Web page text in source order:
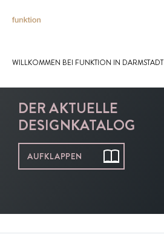
Sie sind hier:
WILLKOMMEN BEI FUNKTION IN DARMSTADT
DER AKTUELLE
DESIGNKATALOG
AUFKLAPPEN